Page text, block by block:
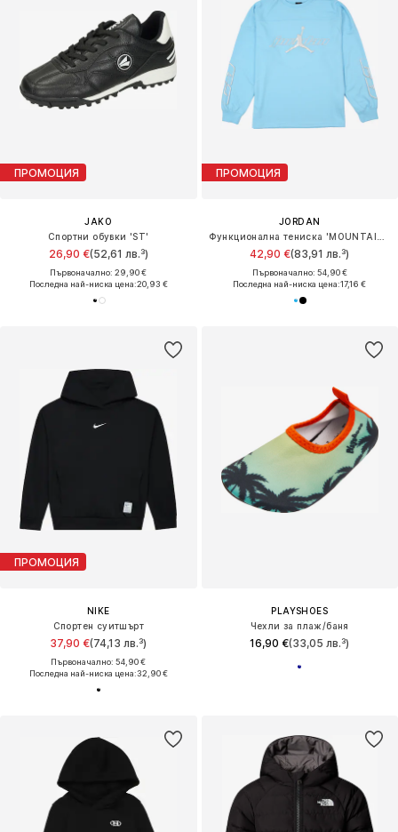
ПРОМОЦИЯ
JAKO
Спортни обувки 'ST'
26,90 €(52,61 лв.³)
Първоначално: 29,90 €
Последна най-ниска цена:20,93 €
ПРОМОЦИЯ
JORDAN
42,90 €(83,91 лв.³)
Първоначално: 54,90 €
Последна най-ниска цена:17,16 €
ПРОМОЦИЯ
NIKE
Спортен суитшърт
37,90 €(74,13 лв.³)
Първоначално: 54,90 €
Последна най-ниска цена:32,90 €
PLAYSHOES
Чехли за плаж/баня
16,90 €(33,05 лв.³)